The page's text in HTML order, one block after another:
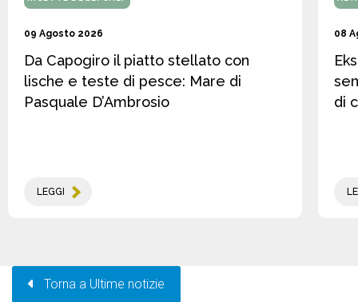
09 Agosto 2026
Da Capogiro il piatto stellato con
lische e teste di pesce: Mare di
Pasquale D’Ambrosio
LEGGI
08
di
Torna a Ultime notizie